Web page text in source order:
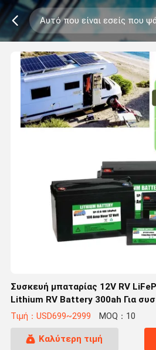
Συσκευή μπαταρίας 12V RV
Lithium RV Battery 300ah Για
ενέργειας
Τιμή：USD699~2999 MOQ：10
Καλύτερη τιμή